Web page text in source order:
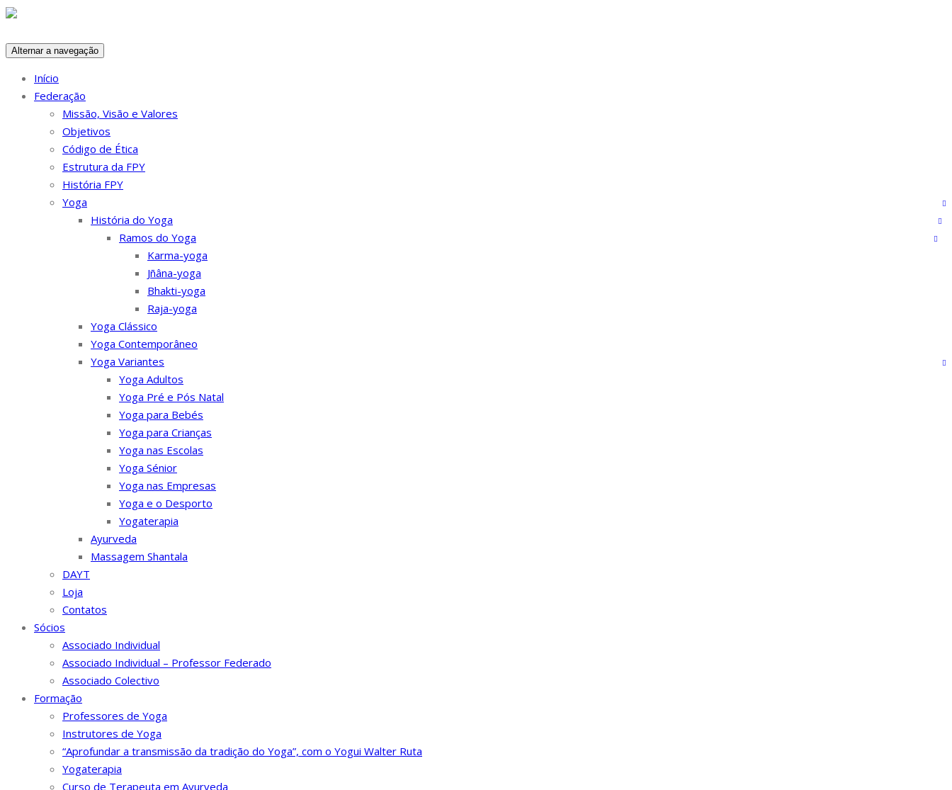
Skip
content
Alternar a navegação
Início
Federação
Missão, Visão e Valores
Objetivos
Código de Ética
Estrutura da FPY
História FPY
Yoga
História do Yoga
Ramos do Yoga
Karma-yoga
Jñâna-yoga
Bhakti-yoga
Raja-yoga
Yoga Clássico
Yoga Contemporâneo
Yoga Variantes
Yoga Adultos
Yoga Pré e Pós Natal
Yoga para Bebés
Yoga para Crianças
Yoga nas Escolas
Yoga Sénior
Yoga nas Empresas
Yoga e o Desporto
Yogaterapia
Ayurveda
Massagem Shantala
DAYT
Loja
Contatos
Sócios
Associado Individual
Associado Individual – Professor Federado
Associado Colectivo
Formação
Professores de Yoga
Instrutores de Yoga
“Aprofundar a transmissão da tradição do Yoga”, com o Yogui Walter Ruta
Yogaterapia
Curso de Terapeuta em Ayurveda